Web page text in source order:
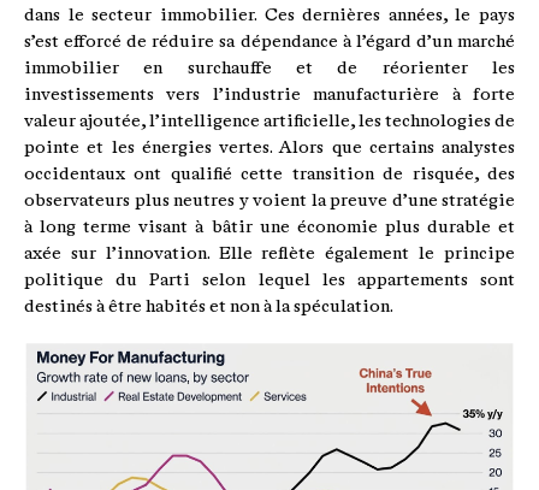
dans le secteur immobilier. Ces dernières années, le pays
s’est efforcé de réduire sa dépendance à l’égard d’un marché
immobilier en surchauffe et de réorienter les
investissements vers l’industrie manufacturière à forte
valeur ajoutée, l’intelligence artificielle, les technologies de
pointe et les énergies vertes. Alors que certains analystes
occidentaux ont qualifié cette transition de risquée, des
observateurs plus neutres y voient la preuve d’une stratégie
à long terme visant à bâtir une économie plus durable et
axée sur l’innovation. Elle reflète également le principe
politique du Parti selon lequel les appartements sont
destinés à être habités et non à la spéculation.